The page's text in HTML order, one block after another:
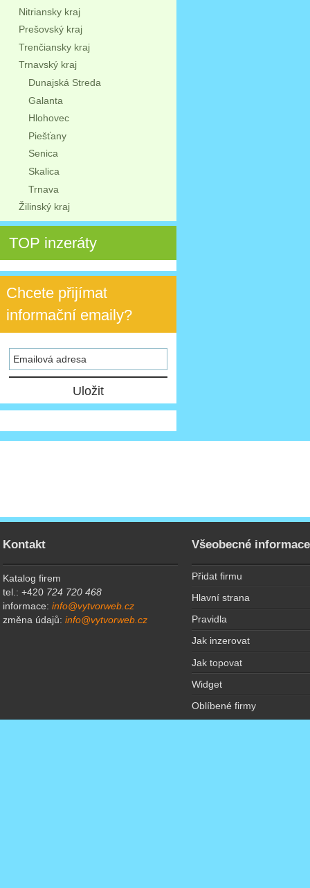
Nitriansky kraj
Prešovský kraj
Trenčiansky kraj
Trnavský kraj
Dunajská Streda
Galanta
Hlohovec
Piešťany
Senica
Skalica
Trnava
Žilinský kraj
TOP inzeráty
Chcete přijímat
informační emaily?
Kontakt
Katalog firem
tel.: +420 724 720 468
informace:info@vytvorweb.cz
změna údajů:info@vytvorweb.cz
Všeobecné informace
Přidat firmu
Hlavní strana
Pravidla
Jak inzerovat
Jak topovat
Widget
Oblíbené firmy